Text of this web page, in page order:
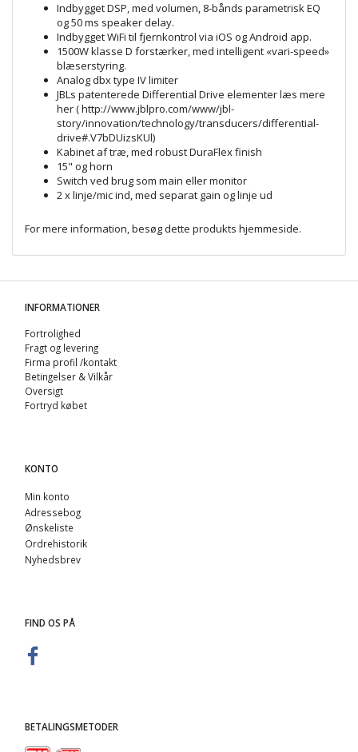
Indbygget DSP, med volumen, 8-bånds parametrisk EQ
og 50 ms speaker delay.
Indbygget WiFi til fjernkontrol via iOS og Android app.
1500W klasse D forstærker, med intelligent «vari-speed»
blæserstyring.
Analog dbx type IV limiter
JBLs patenterede Differential Drive elementer læs mere
her ( http://www.jblpro.com/www/jbl-
story/innovation/technology/transducers/differential-
drive#.V7bDUizsKUl)
Kabinet af træ, med robust DuraFlex finish
15" og horn
Switch ved brug som main eller monitor
2 x linje/mic ind, med separat gain og linje ud
For mere information, besøg dette produkts hjemmeside.
INFORMATIONER
Fortrolighed
Fragt og levering
Firma profil /kontakt
Betingelser & Vilkår
Oversigt
Fortryd købet
KONTO
Min konto
Adressebog
Ønskeliste
Ordrehistorik
Nyhedsbrev
FIND OS PÅ
BETALINGSMETODER